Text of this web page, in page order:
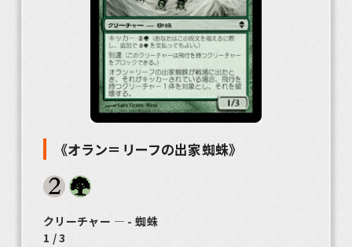
《オラン＝リーフの出家蜘蛛》
クリーチャー ― - 蜘蛛
1 / 3